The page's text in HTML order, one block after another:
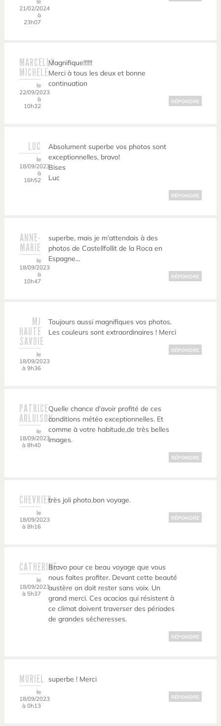
21/02/2024
à
23h07
MARCELLY
MICHELE
le
22/09/2023
à
10h32
Magnifique!!!!!!
Merci à tous les deux et bonne
continuation
RÉPONDRE
LUC
le
18/09/2023
à
16h52
Absolument superbe vos photos sont
exceptionnelles, bravo!
Bises
Luc
RÉPONDRE
ANNE-
MARIE
le
18/09/2023
à
10h47
superbe, mais je m’attendais à des
photos de Castellfollit de la Roca en
Espagne…
RÉPONDRE
MJ
HAUTE
SAVOIE
le
18/09/2023
à 9h36
Toujours aussi magnifiques vos photos.
Les couleurs sont extraordinaires ! Merci
RÉPONDRE
PATRICE
ARLUISON
le
18/09/2023
à 8h40
Quelle chance d’avoir profité de ces
conditions météo exceptionnelles. Et
comme à votre habitude,de très belles
images.
RÉPONDRE
CHEVRIER
le
18/09/2023
à 8h16
très joli photo.bon voyage.
RÉPONDRE
CATHERINE
le
18/09/2023
à 5h37
Bravo pour ce beau voyage que vous
nous faites profiter. Devant cette beauté
austère on doit rester sans voix. Un
grand merci. Ces acacias qui résistent à
ce climat doivent traverser des périodes
de grandes sécheresses.
RÉPONDRE
MURIEL
le
18/09/2023
à 0h13
superbe ! Merci
RÉPONDRE